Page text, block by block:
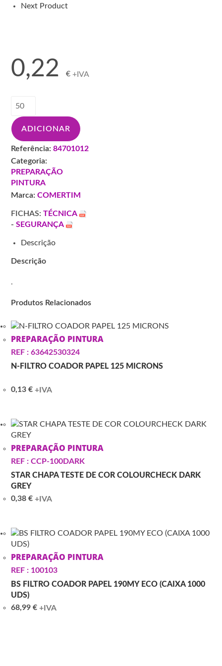
Next Product
0,22€ +IVA
COPO
PAPEL
RIGIDO
ADICIONAR
Referência: 84701012
Categoria:
PREPARAÇÃO
PINTURA
Marca: COMERTIM
FICHAS:TÉCNICA
-SEGURANÇA
Descrição
Descrição
.
Produtos Relacionados
PREPARAÇÃO PINTURA
REF : 63642530324
N-FILTRO COADOR PAPEL 125 MICRONS
0,13€ +IVA
PREPARAÇÃO PINTURA
REF : CCP-100DARK
STAR CHAPA TESTE DE COR COLOURCHECK DARK
GREY
0,38€ +IVA
PREPARAÇÃO PINTURA
REF : 100103
BS FILTRO COADOR PAPEL 190MY ECO (CAIXA 1000
UDS)
68,99€ +IVA